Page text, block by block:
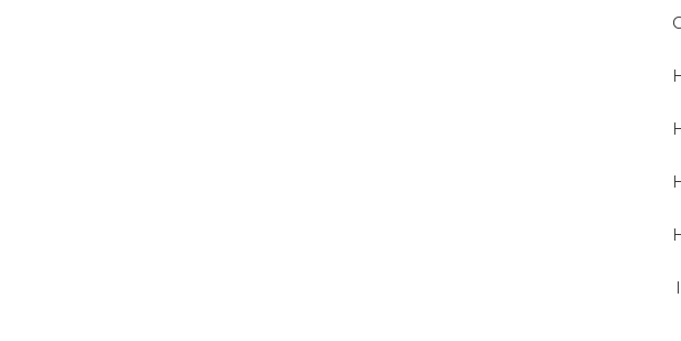
INJEÇÃO ELETRÔNICA AUTOMOTIVA: FUNDAMENTOS ESSENCIAIS PARA QUEM QUER